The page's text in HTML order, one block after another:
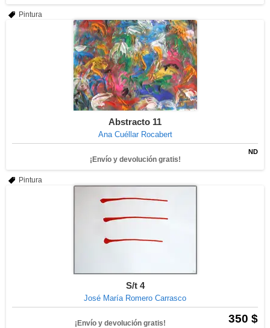
Pintura
Abstracto 11
Ana Cuéllar Rocabert
ND
¡Envío y devolución gratis!
Pintura
S/t 4
José María Romero Carrasco
350 $
¡Envío y devolución gratis!